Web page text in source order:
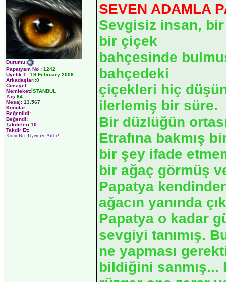
Durumu:
Papatyam No : 1242
Üyelik T.: 19 February 2008
Arkadaşları:0
Cinsiyet:
Memleket:İSTANBUL
Yaş:64
Mesaj: 13.567
Konular:
Beğenildi:
Beğendi:
Takdirleri:10
Takdir Et:
Konu Bu Üyemize Aittir!
SEVEN ADAMLA
Sevgisiz insan,
bir çiçek
bahçesinde
bahçedeki
çiçekleri hiç
ilerlemiş bir süre.
Bir düzlüğün
Etrafına bakmış
bir şey ifade
bir ağaç görmüş
Papatya
ağacın yanında
Papatya o kadar
sevgiyi tanımış.
ne yapması
bildiğini sanmış...